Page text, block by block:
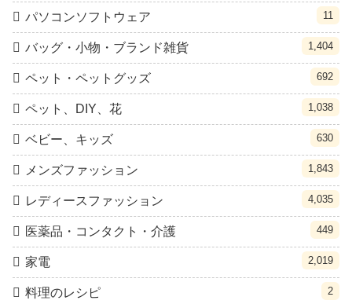
パソコンソフトウェア 11
バッグ・小物・ブランド雑貨 1,404
ペット・ペットグッズ 692
ペット、DIY、花 1,038
ベビー、キッズ 630
メンズファッション 1,843
レディースファッション 4,035
医薬品・コンタクト・介護 449
家電 2,019
料理のレシピ 2